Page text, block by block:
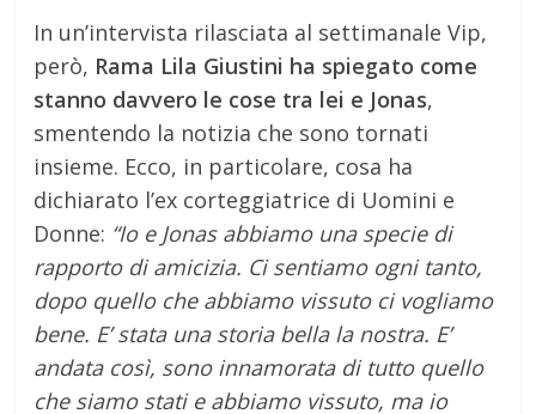
In un’intervista rilasciata al settimanale Vip,
però, Rama Lila Giustini ha spiegato come
stanno davvero le cose tra lei e Jonas,
smentendo la notizia che sono tornati
insieme. Ecco, in particolare, cosa ha
dichiarato l’ex corteggiatrice di Uomini e
Donne: “Io e Jonas abbiamo una specie di
rapporto di amicizia. Ci sentiamo ogni tanto,
dopo quello che abbiamo vissuto ci vogliamo
bene. E’ stata una storia bella la nostra. E’
andata così, sono innamorata di tutto quello
che siamo stati e abbiamo vissuto, ma io